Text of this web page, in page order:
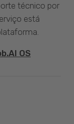
técnico por
está
OS